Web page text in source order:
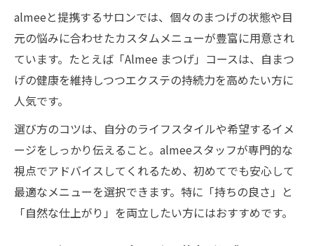
almeeと提携するサロンでは、個々のまつげの状態や目
元の悩みに合わせたカスタムメニューが豊富に用意され
ています。たとえば「Almee まつげ」コースは、自まつ
げの健康を維持しつつエクステの持続力を高めたい方に
人気です。
選び方のコツは、自分のライフスタイルや希望するイメ
ージをしっかり伝えること。almeeスタッフが専門的な
視点でアドバイスしてくれるため、初めてでも安心して
最適なメニューを選択できます。特に「持ちの良さ」と
「自然な仕上がり」を両立したい方にはおすすめです。